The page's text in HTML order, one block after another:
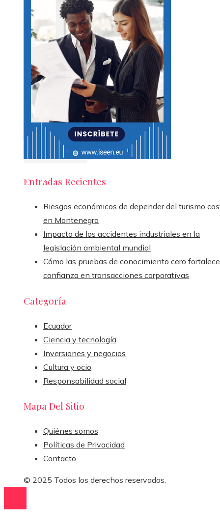
Entradas Recientes
Riesgos económicos de depender del turismo
en Montenegro
Impacto de los accidentes industriales en la
legislación ambiental mundial
Cómo las pruebas de conocimiento cero
confianza en transacciones corporativas
Categoría
Ecuador
Ciencia y tecnología
Inversiones y negocios
Cultura y ocio
Responsabilidad social
Mapa Del Sitio
Quiénes somos
Políticas de Privacidad
Contacto
© 2025 Todos los derechos reservados.